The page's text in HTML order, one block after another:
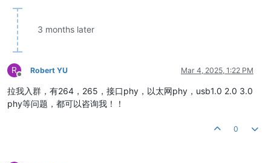
3 months later
R
Offline
Robert YU Mar 4, 2025, 1:22 PM
拉我入群，有264，265，接口phy，以太网phy，usb1.0 2.0 3.0
phy等问题，都可以咨询我！！
0